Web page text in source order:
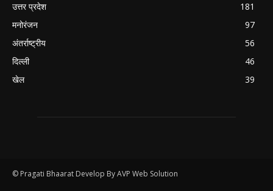
उत्तर प्रदेश
181
मनोरंजन
97
अंतर्राष्ट्रीय
56
दिल्ली
46
खेल
39
© Pragati Bhaarat Develop By AVP Web Solution